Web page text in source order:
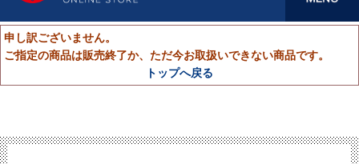
申し訳ございません。
ご指定の商品は販売終了か、ただ今お取扱いできない商品です。
トップへ戻る